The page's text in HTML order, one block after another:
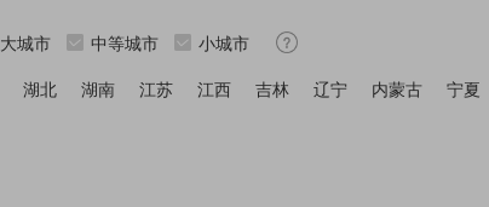
大城市 中等城市 小城市
湖北 湖南 江苏 江西 吉林 辽宁 内蒙古 宁夏